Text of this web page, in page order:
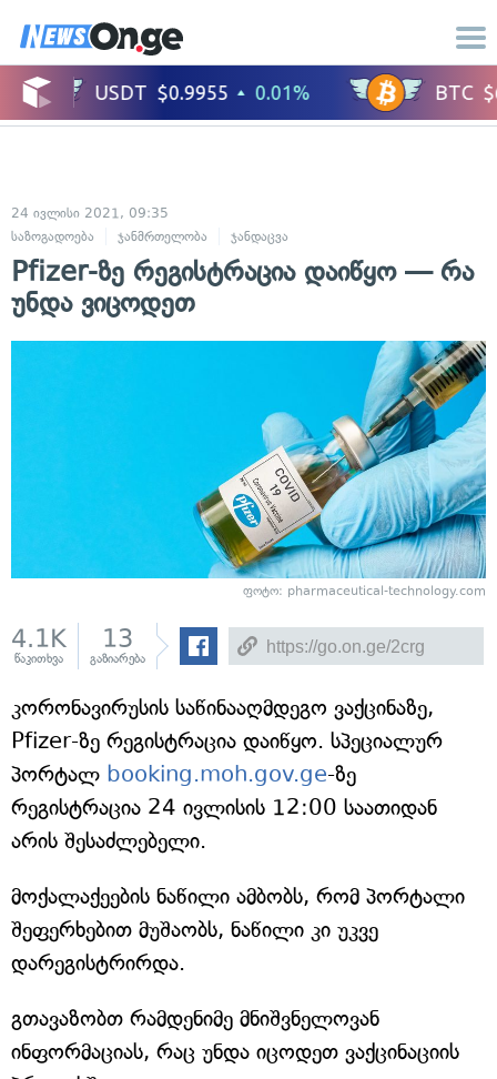
24 ივლისი 2021, 09:35
საზოგადოება
ჯანმრთელობა ჯანდაცვა
Pfizer-ზე რეგისტრაცია დაიწყო — რა
უნდა ვიცოდეთ
ფოტო: pharmaceutical-technology.com
4.1K
წაკითხვა
13
გაზიარება
კორონავირუსის საწინააღმდეგო ვაქცინაზე,
Pfizer-ზე რეგისტრაცია დაიწყო. სპეციალურ
პორტალ booking.moh.gov.ge-ზე
რეგისტრაცია 24 ივლისის 12:00 საათიდან
არის შესაძლებელი.
მოქალაქეების ნაწილი ამბობს, რომ პორტალი
შეფერხებით მუშაობს, ნაწილი კი უკვე
დარეგისტრირდა.
გთავაზობთ რამდენიმე მნიშვნელოვან
ინფორმაციას, რაც უნდა იცოდეთ ვაქცინაციის